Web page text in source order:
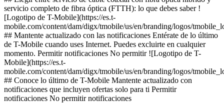
servicio completo de fibra óptica (FTTH): lo que debes saber !
[Logotipo de T-Mobile](https://es.t-
mobile.com/content/dam/digx/tmobile/us/en/branding/logos/
## Mantente actualizado con las notificaciones Entérate de lo último
de T-Mobile cuando uses Internet. Puedes excluirte en cualquier
momento. Permitir notificaciones No permitir ![Logotipo de T-
Mobile](https://es.t-
mobile.com/content/dam/digx/tmobile/us/en/branding/logos/
## Conoce lo último de T-Mobile Mantente actualizado con
notificaciones que incluyen ofertas solo para ti Permitir
notificaciones No permitir notificaciones